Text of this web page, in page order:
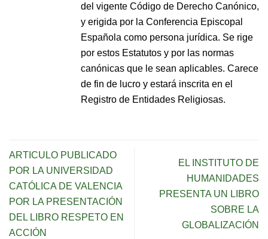
del vigente Código de Derecho Canónico,
y erigida por la Conferencia Episcopal
Española como persona jurídica. Se rige
por estos Estatutos y por las normas
canónicas que le sean aplicables. Carece
de fin de lucro y estará inscrita en el
Registro de Entidades Religiosas.
ARTICULO PUBLICADO
POR LA UNIVERSIDAD
CATÓLICA DE VALENCIA
POR LA PRESENTACIÓN
DEL LIBRO RESPETO EN
ACCIÓN
EL INSTITUTO DE
HUMANIDADES
PRESENTA UN LIBRO
SOBRE LA
GLOBALIZACIÓN